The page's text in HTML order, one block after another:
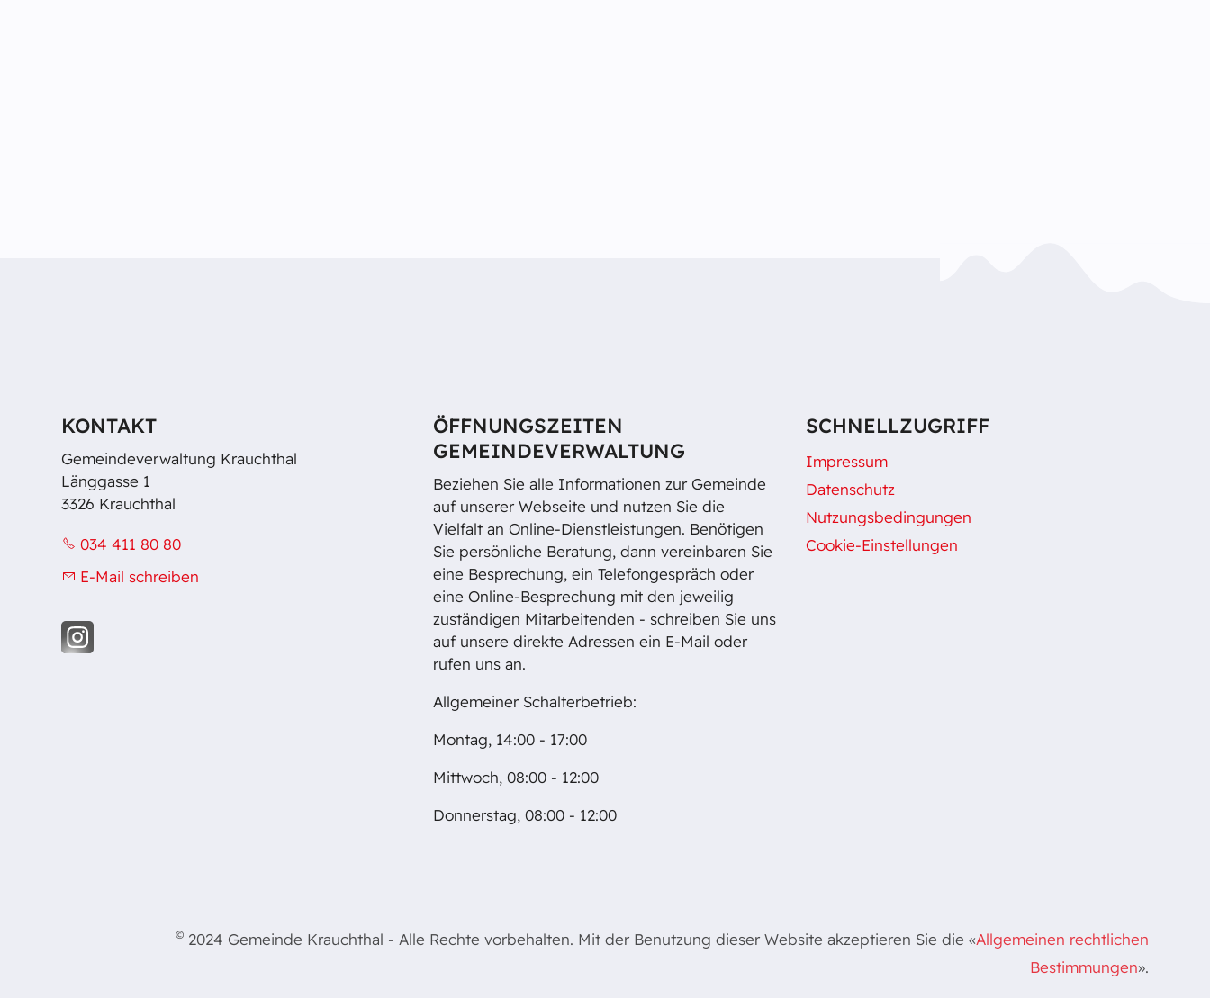
KONTAKT
Gemeindeverwaltung Krauchthal
Länggasse 1
3326 Krauchthal
034 411 80 80
E-Mail schreiben
ÖFFNUNGSZEITEN
GEMEINDEVERWALTUNG
Beziehen Sie alle Informationen zur Gemeinde
auf unserer Webseite und nutzen Sie die
Vielfalt an Online-Dienstleistungen. Benötigen
Sie persönliche Beratung, dann vereinbaren Sie
eine Besprechung, ein Telefongespräch oder
eine Online-Besprechung mit den jeweilig
zuständigen Mitarbeitenden - schreiben Sie uns
auf unsere direkte Adressen ein E-Mail oder
rufen uns an.
Allgemeiner Schalterbetrieb:
Montag, 14:00 - 17:00
Mittwoch, 08:00 - 12:00
Donnerstag, 08:00 - 12:00
SCHNELLZUGRIFF
Impressum
Datenschutz
Nutzungsbedingungen
Cookie-Einstellungen
© 2024 Gemeinde Krauchthal - Alle Rechte vorbehalten. Mit der Benutzung dieser Website akzeptieren Sie die «Allgemeinen rechtlichen
Bestimmungen».